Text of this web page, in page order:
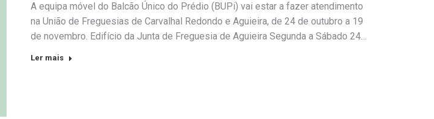
A equipa móvel do Balcão Único do Prédio (BUPi) vai estar a fazer atendimento
na União de Freguesias de Carvalhal Redondo e Aguieira, de 24 de outubro a 19
de novembro. Edifício da Junta de Freguesia de Aguieira Segunda a Sábado 24…
Ler mais